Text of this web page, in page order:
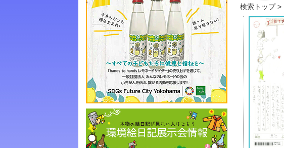
検索トップ